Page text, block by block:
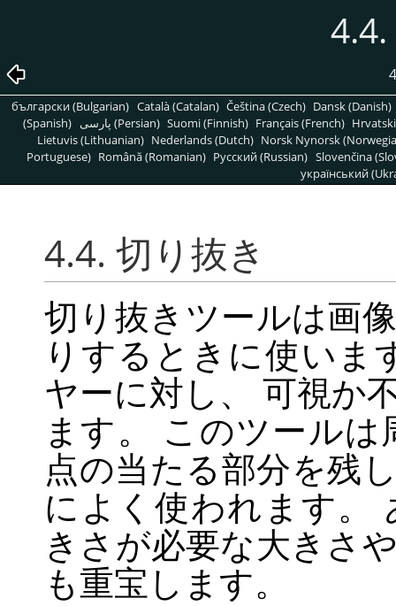
български (Bulgarian) Català (Catalan) Čeština (Czech) Dansk (Danish)
(Spanish)
پارسی (Persian) Suomi (Finnish) Français (French)
Lietuvis (Lithuanian) Nederlands (Dutch) Norsk Nynorsk
Portuguese) Română (Romanian) Pусский (Russian) Slovenčina
український
4.4. 切り抜き
切り抜きツールは画
りするときに使いま
ヤーに対し、 可視か
ます。 このツール
点の当たる部分を残
によく使われます。
きさが必要な大きさ
も重宝します。